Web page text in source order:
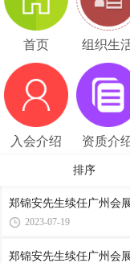
首页 组织生
入会介绍 资质介
排序
郑锦安先生续任广州会
2023-07-19
郑锦安先生续任广州会